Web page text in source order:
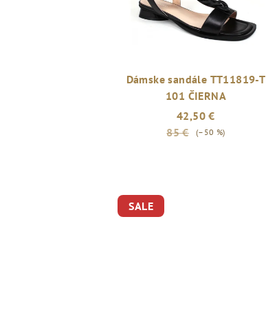
Dámske sandále TT11819-T
101 ČIERNA
42,50 €
85 €
(–50 %)
SALE